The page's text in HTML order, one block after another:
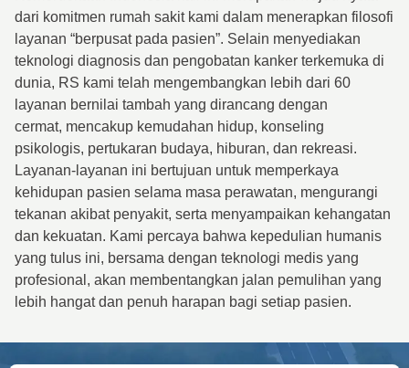
dari komitmen rumah sakit kami dalam menerapkan filosofi
layanan “berpusat pada pasien”. Selain menyediakan
teknologi diagnosis dan pengobatan kanker terkemuka di
dunia, RS kami telah mengembangkan lebih dari 60
layanan bernilai tambah yang dirancang dengan
cermat, mencakup kemudahan hidup, konseling
psikologis, pertukaran budaya, hiburan, dan rekreasi.
Layanan-layanan ini bertujuan untuk memperkaya
kehidupan pasien selama masa perawatan, mengurangi
tekanan akibat penyakit, serta menyampaikan kehangatan
dan kekuatan. Kami percaya bahwa kepedulian humanis
yang tulus ini, bersama dengan teknologi medis yang
profesional, akan membentangkan jalan pemulihan yang
lebih hangat dan penuh harapan bagi setiap pasien.